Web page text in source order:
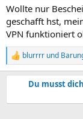
Wollte nur
geschafft hst,
VPN funktioniert
R
e
a
i
blurrrr und
Du musst